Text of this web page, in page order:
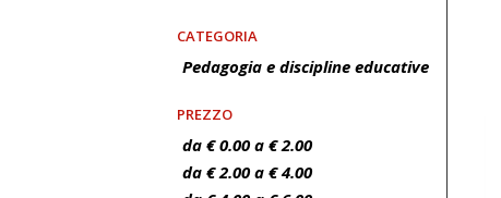
CATEGORIA
Pedagogia e discipline educative
PREZZO
da € 0.00 a € 2.00
da € 2.00 a € 4.00